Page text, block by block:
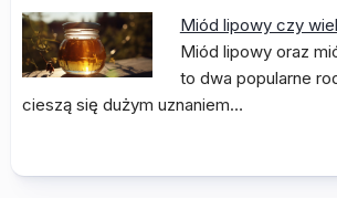
Miód lipowy czy
Miód lipowy oraz
to dwa popularne
cieszą się dużym uznaniem…